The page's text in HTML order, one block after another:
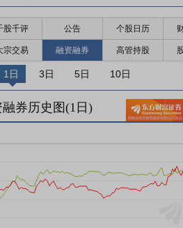
股千评 公告 个股日历
宗交易 融资融券 高管持股
1日 3日 5日 10日
券历史图(1 日)